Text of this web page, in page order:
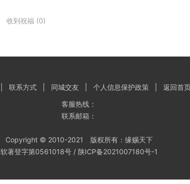
收到祝福 (0)
联系方式 同城交友 个人信息保护政策
返回首
客服热线：
联系邮箱：
Copyright © 2010-2021 版权所有：缘赐天下
软著登字第0561018号 / 陕ICP备2021007180号-1